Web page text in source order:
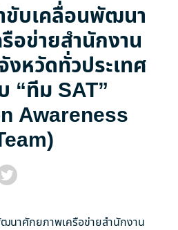
ขับเคลื่อนพัฒนา
อข่ายสำนักงาน
หวัดทั่วประเทศ
“ทีม SAT”
Awareness
นาศักยภาพเครือข่ายสำนักงาน